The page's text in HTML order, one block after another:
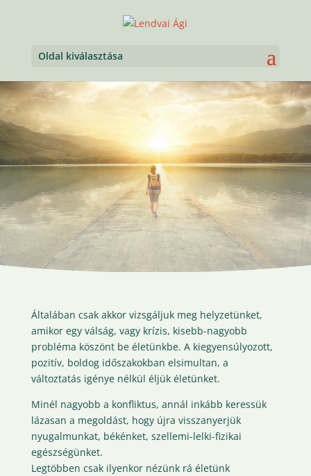
Oldal kiválasztása
Intelligent Thinking
System
Az Intellinegs Godolkodás Rendszere
Általában csak akkor vizsgáljuk meg helyzetünket,
amikor egy válság, vagy krízis, kisebb-nagyobb
probléma köszönt be életünkbe. A kiegyensúlyozott,
pozitív, boldog időszakokban elsimultan, a
változtatás igénye nélkül éljük életünket.
Minél nagyobb a konfliktus, annál inkább keressük
lázasan a megoldást, hogy újra visszanyerjük
nyugalmunkat, békénket, szellemi-lelki-fizikai
egészségünket.
Legtöbben csak ilyenkor nézünk rá életünk